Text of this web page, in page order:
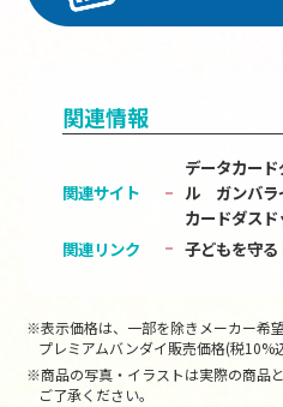
関連情報
関連サイト
データカー
ル ガンバラ
カードダス
関連リンク
子どもを守
※表示価格は、一部を除きメーカー希
プレミアムバンダイ販売価格(税10%
※商品の写真・イラストは実際の商品
ご了承ください。